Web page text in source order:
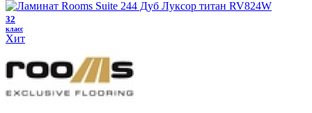
32
класс
Хит